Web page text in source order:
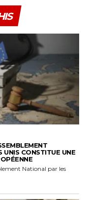
UNIS CONSTITUE UNE
National par les